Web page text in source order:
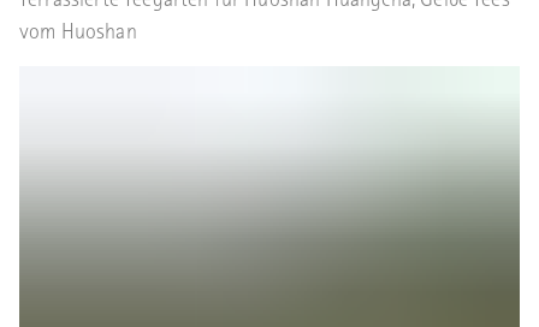
vom Huoshan